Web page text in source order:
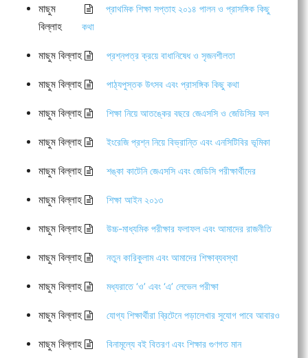
মাছুম
বিল্লাহ
প্রাথমিক শিক্ষা সপ্তাহ ২০১৪ পালন ও প্রাসঙ্গিক কিছু
কথা
মাছুম বিল্লাহ প্রশ্নপত্র ক্রয়ে বাধানিষেধ ও সৃজনশীলতা
মাছুম বিল্লাহ পাঠ্যপুস্তক উৎসব এবং প্রাসঙ্গিক কিছু কথা
মাছুম বিল্লাহ শিক্ষা নিয়ে আতঙ্কের বছরে জেএসসি ও জেডিসির ফল
মাছুম বিল্লাহ ইংরেজি প্রশ্ন নিয়ে বিভ্রান্তি এবং এনসিটিবির ভূমিকা
মাছুম বিল্লাহ শঙ্কা কাটেনি জেএসসি এবং জেডিসি পরীক্ষার্থীদের
মাছুম বিল্লাহ শিক্ষা আইন ২০১৩
মাছুম বিল্লাহ উচ্চ-মাধ্যমিক পরীক্ষার ফলাফল এবং আমাদের রাজনীতি
মাছুম বিল্লাহ নতুন কারিকুলাম এবং আমাদের শিক্ষাব্যবস্থা
মাছুম বিল্লাহ মধ্যরাতে ‘ও’ এবং ‘এ’ লেভেল পরীক্ষা
মাছুম বিল্লাহ যোগ্য শিক্ষার্থীরা ব্রিটেনে পড়ালেখার সুযোগ পাবে আবারও
মাছুম বিল্লাহ বিনামূল্যে বই বিতরণ এবং শিক্ষার গুণগত মান